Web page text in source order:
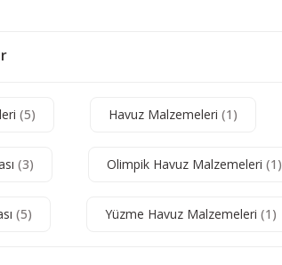
(5) Havuz Malzemeleri (1)
(3) Olimpik Havuz Malzemeleri (1)
(5) Yüzme Havuz Malzemeleri (1)